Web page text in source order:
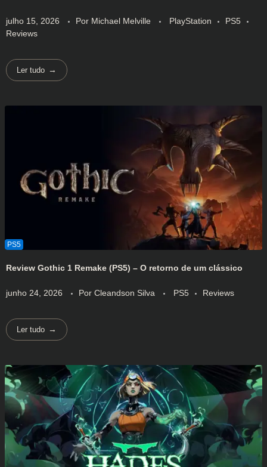
julho 15, 2026 Por Michael Melville PlayStation
PS5
Reviews
Ler tudo
Review Gothic 1 Remake (PS5) – O retorno de um clássico
junho 24, 2026 Por Cleandson Silva PS5 Reviews
Ler tudo